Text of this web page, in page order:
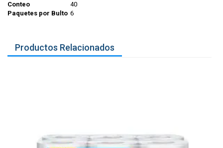
Conteo
40
Paquetes por Bulto 6
Productos Relacionados